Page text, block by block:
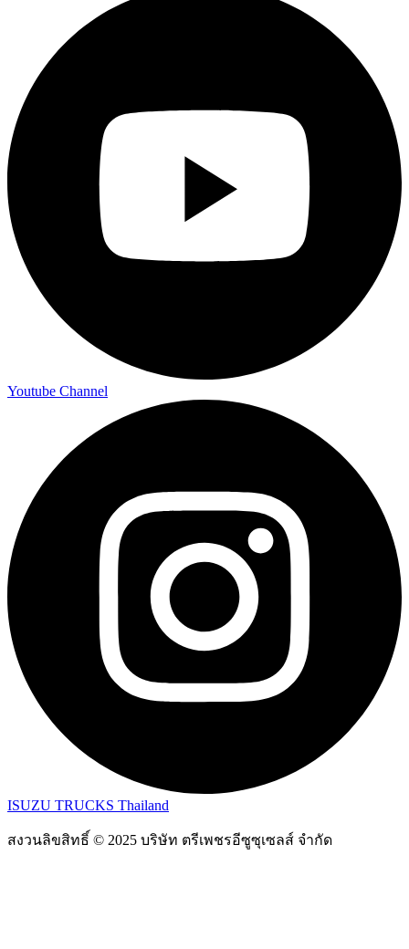
Youtube Channel
ISUZU TRUCKS Thailand
สงวนลิขสิทธิ์ © 2025 บริษัท ตรีเพชรอีซูซุเซลส์ จำกัด